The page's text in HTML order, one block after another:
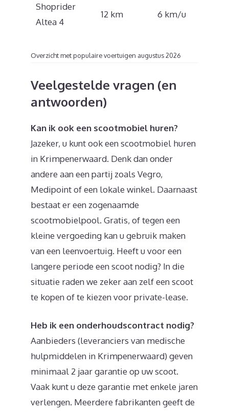
Shoprider
Altea 4
12 km 6 km/u
Overzicht met populaire voertuigen augustus 2026
Veelgestelde vragen (en
antwoorden)
Kan ik ook een scootmobiel huren?
Jazeker, u kunt ook een scootmobiel huren
in Krimpenerwaard. Denk dan onder
andere aan een partij zoals Vegro,
Medipoint of een lokale winkel. Daarnaast
bestaat er een zogenaamde
scootmobielpool. Gratis, of tegen een
kleine vergoeding kan u gebruik maken
van een leenvoertuig. Heeft u voor een
langere periode een scoot nodig? In die
situatie raden we zeker aan zelf een scoot
te kopen of te kiezen voor private-lease.
Heb ik een onderhoudscontract nodig?
Aanbieders (leveranciers van medische
hulpmiddelen in Krimpenerwaard) geven
minimaal 2 jaar garantie op uw scoot.
Vaak kunt u deze garantie met enkele jaren
verlengen. Meerdere fabrikanten geeft de